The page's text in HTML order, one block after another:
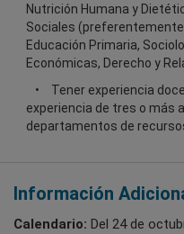
Nutrición Humana y
Sociales
Educación Primaria,
Económicas, Derecho y
Tener experiencia
experiencia de tres o más
departamentos de
Información
Calendario: Del 24 de